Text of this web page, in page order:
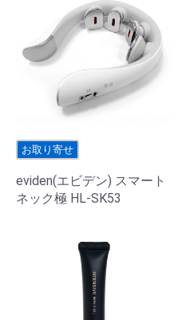
お取り寄せ
eviden(エビデン) スマート
ネック極 HL-SK53